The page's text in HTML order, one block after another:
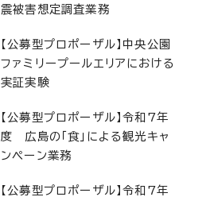
震被害想定調査業務
【公募型プロポーザル】中央公園
ファミリープールエリアにおける
実証実験
【公募型プロポーザル】令和7年
度 広島の「食」による観光キャ
ンペーン業務
【公募型プロポーザル】令和7年